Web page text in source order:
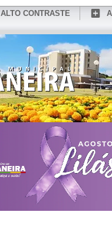
ALTO CONTRASTE
CONHEÇA MEDIANEIRA